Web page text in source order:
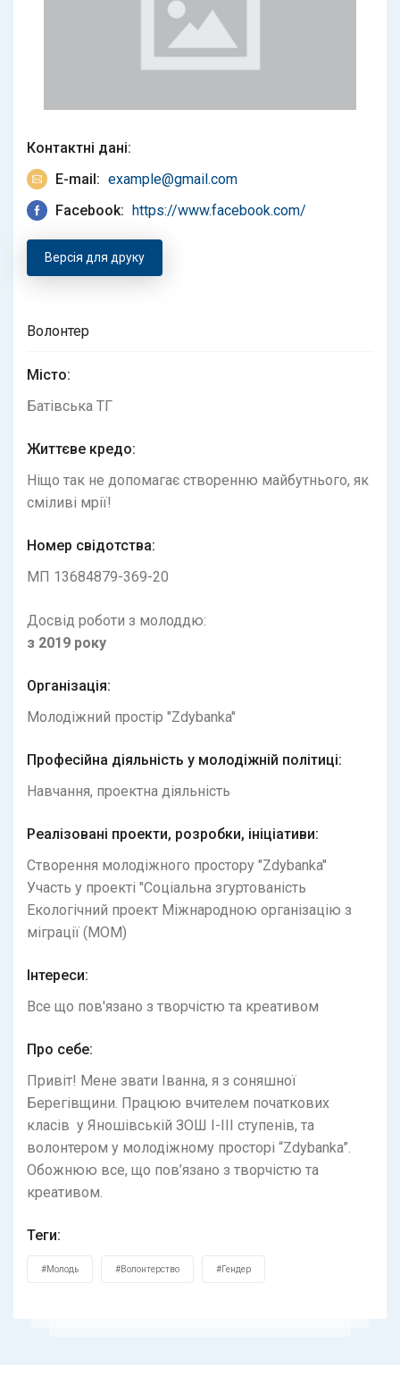
Контактнi данi:
E-mail: example@gmail.com
Facebook: https://www.facebook.com/
Версія для друку
Волонтер
Місто:
Батівська ТГ
Життєве кредо:
Ніщо так не допомагає створенню майбутнього, як
сміливі мрії!
Номер свідотства:
МП 13684879-369-20
Досвід роботи з молоддю:
з 2019 року
Організація:
Молодіжний простір "Zdybanka"
Професійна діяльність у молодіжній політиці:
Навчання, проектна діяльність
Реалiзованi проекти, розробки, iнiцiативи:
Створення молодіжного простору "Zdybanka"
Участь у проекті "Соціальна згуртованість
Екологічний проект Міжнародною організацію з
міграції (МОМ)
Інтереси:
Все що пов'язано з творчістю та креативом
Про себе:
Привіт! Мене звати Іванна, я з соняшної
Берегівщини. Працюю вчителем початкових
класів у Яношівській ЗОШ І-ІІІ ступенів, та
волонтером у молодіжному просторі “Zdybanka”.
Обожнюю все, що пов’язано з творчістю та
креативом.
Теги:
#Молодь #Волонтерство #Гендер